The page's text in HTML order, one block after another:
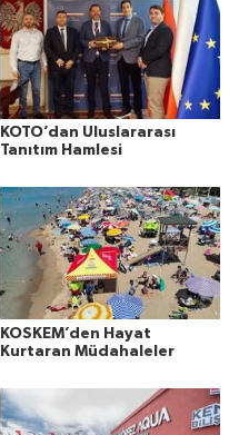
KOTO’dan Uluslararası
Tanıtım Hamlesi
KOSKEM’den Hayat
Kurtaran Müdahaleler